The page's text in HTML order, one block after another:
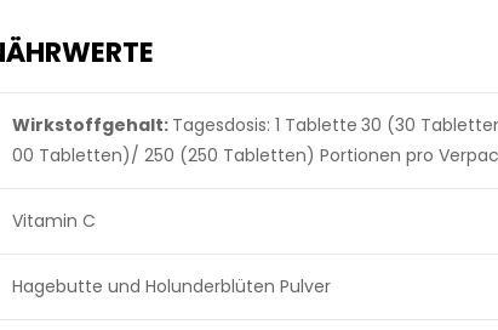
Wirkstoffgehalt: Tagesdosis: 1 Tablette 30 (30
00 Tabletten)/ 250 (250 Tabletten) Portionen pro
Vitamin C
Hagebutte und Holunderblüten Pulver